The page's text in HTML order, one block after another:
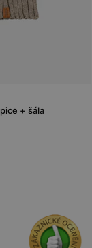
+ šála